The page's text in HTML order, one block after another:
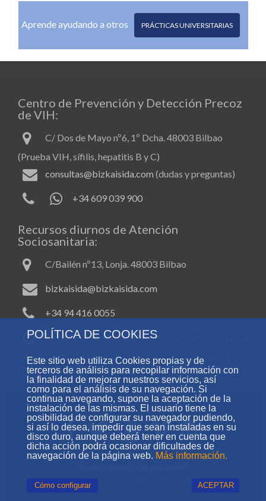
Aprende ayudando a otros PRÁCTICAS UNIVERSITARIAS
Centro de Prevención y Detección Precoz
de VIH:
C/ Dos de Mayo nº6, 1º Dcha. 48003 Bilbao
(Prueba VIH, sífilis, hepatitis B y C)
consultas@bizkaisida.com (dudas y preguntas)
+34 609 039 900
Recursos diurnos de Atención
Sociosanitaria:
C/Bailén nº13, Lonja. 48003 Bilbao
bizkaisida@bizkaisida.com
+34 94 416 0055
Horario de atención: de lunes a viernes de 9.00hs a
14.00hs y de 15.00hs a 20.00hs. Sábados, domingos y
festivos de 9.00hs a 13.00hs y de 15.00hs a 19.00hs.
POLÍTICA DE COOKIES
Este sitio web utiliza Cookies propias y de
terceros de análisis para recopilar información con
la finalidad de mejorar nuestros servicios, así
como para el análisis de su navegación. Si
continua navegando, supone la aceptación de la
instalación de las mismas. El usuario tiene la
posibilidad de configurar su navegador pudiendo,
si así lo desea, impedir que sean instaladas en su
disco duro, aunque deberá tener en cuenta que
dicha acción podrá ocasionar dificultades de
navegación de la página web. Más información.
Cómo configurar ACEPTAR